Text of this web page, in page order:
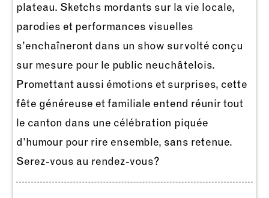
plateau. Sketchs mordants sur la vie locale,
parodies et performances visuelles
s’enchaîneront dans un show survolté conçu
sur mesure pour le public neuchâtelois.
Promettant aussi émotions et surprises, cette
fête généreuse et familiale entend réunir tout
le canton dans une célébration piquée
d’humour pour rire ensemble, sans retenue.
Serez-vous au rendez-vous?